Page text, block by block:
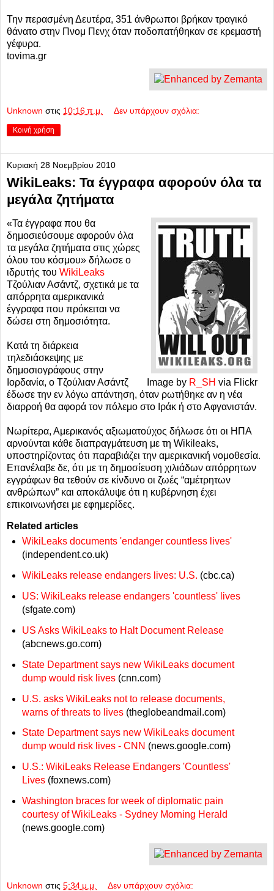
Την περασμένη Δευτέρα, 351 άνθρωποι βρήκαν τραγικό
θάνατο στην Πνομ Πενχ όταν ποδοπατήθηκαν σε κρεμαστή
γέφυρα.
tovima.gr
Unknown στις 10:16 π.μ. Δεν υπάρχουν σχόλια:
Κοινή χρήση
Κυριακή 28 Νοεμβρίου 2010
WikiLeaks: Τα έγγραφα αφορούν όλα τα
μεγάλα ζητήματα
Image by R_SH via Flickr
«Τα έγγραφα που θα
δημοσιεύσουμε αφορούν όλα
τα μεγάλα ζητήματα στις χώρες
όλου του κόσμου» δήλωσε ο
ιδρυτής του WikiLeaks
Τζούλιαν Ασάντζ, σχετικά με τα
απόρρητα αμερικανικά
έγγραφα που πρόκειται να
δώσει στη δημοσιότητα.
Κατά τη διάρκεια
τηλεδιάσκεψης με
δημοσιογράφους στην
Ιορδανία, ο Τζούλιαν Ασάντζ
έδωσε την εν λόγω απάντηση, όταν ρωτήθηκε αν η νέα
διαρροή θα αφορά τον πόλεμο στο Ιράκ ή στο Αφγανιστάν.
Νωρίτερα, Αμερικανός αξιωματούχος δήλωσε ότι οι ΗΠΑ
αρνούνται κάθε διαπραγμάτευση με τη Wikileaks,
υποστηρίζοντας ότι παραβιάζει την αμερικανική νομοθεσία.
Επανέλαβε δε, ότι με τη δημοσίευση χιλιάδων απόρρητων
εγγράφων θα τεθούν σε κίνδυνο οι ζωές “αμέτρητων
ανθρώπων” και αποκάλυψε ότι η κυβέρνηση έχει
επικοινωνήσει με εφημερίδες.
Related articles
WikiLeaks documents 'endanger countless lives'
(independent.co.uk)
WikiLeaks release endangers lives: U.S. (cbc.ca)
US: WikiLeaks release endangers 'countless' lives
(sfgate.com)
US Asks WikiLeaks to Halt Document Release
(abcnews.go.com)
State Department says new WikiLeaks document
dump would risk lives(cnn.com)
U.S. asks WikiLeaks not to release documents,
warns of threats to lives(theglobeandmail.com)
State Department says new WikiLeaks document
dump would risk lives - CNN (news.google.com)
U.S.: WikiLeaks Release Endangers 'Countless'
Lives(foxnews.com)
Washington braces for week of diplomatic pain
courtesy of WikiLeaks - Sydney Morning Herald
(news.google.com)
Unknown στις 5:34 μ.μ. Δεν υπάρχουν σχόλια: